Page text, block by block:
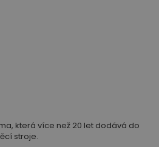
která více než 20 let dodává do
stroje.